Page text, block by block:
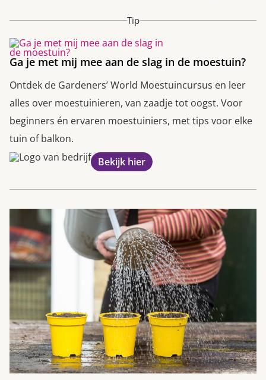
Tip
Ga je met mij mee aan de slag in de moestuin?
Ontdek de Gardeners’ World Moestuincursus en leer
alles over moestuinieren, van zaadje tot oogst. Voor
beginners én ervaren moestuiniers, met tips voor elke
tuin of balkon.
Bekijk hier